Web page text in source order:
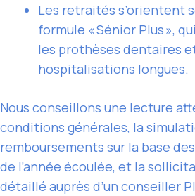
Les retraités s’orientent
formule « Sénior Plus »,
les prothèses dentaires
hospitalisations longues.
Nous conseillons une lecture
conditions générales, la
remboursements sur la base
de l’année écoulée, et la
détaillé auprès d’un conseiller